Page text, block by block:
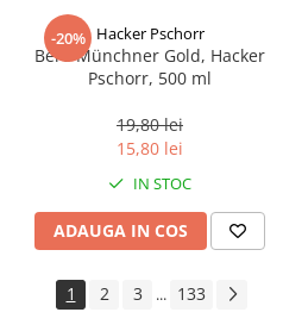
-20% Hacker Pschorr
Bere Münchner Gold, Hacker
Pschorr, 500 ml
19,80 lei
15,80 lei
IN STOC
ADAUGA IN COS
1 2 3 ... 133